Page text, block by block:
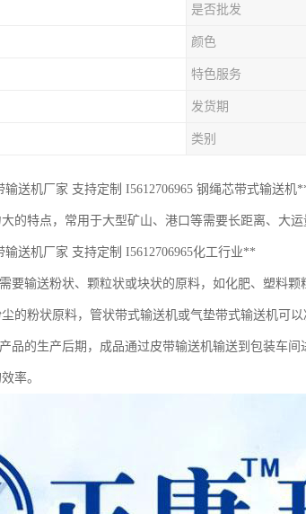
是否批发
颜色
特色服务
发货期
类别
送机厂家 支持定制 I5612706965 钢绳芯带式输送
的特点，常用于大型矿山、港口等需要长距离、大运
送机厂家 支持定制 I5612706965化工行业**
输送粉状、颗粒状或块状的原料，如化肥、塑料颗
的粉状原料，管状带式输送机或气垫带式输送机可
的生产后期，成品通过皮带输送机输送到包装车间
率。